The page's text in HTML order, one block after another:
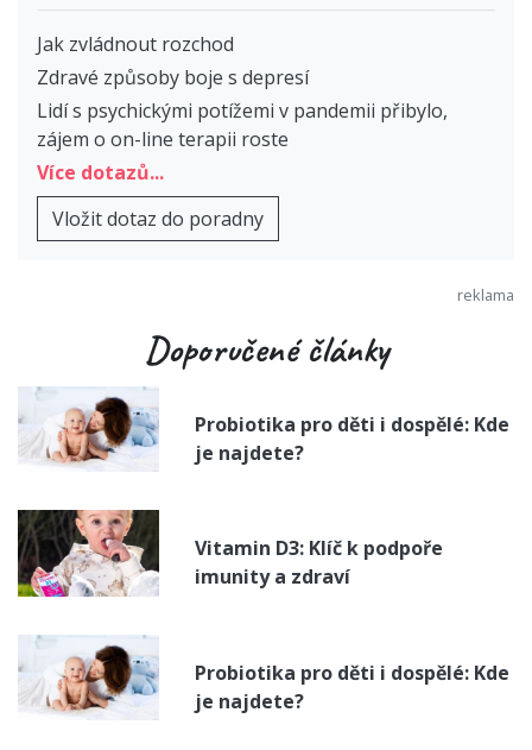
Jak zvládnout rozchod
Zdravé způsoby boje s depresí
Lidí s psychickými potížemi v pandemii přibylo,
zájem o on-line terapii roste
Více dotazů...
Vložit dotaz do poradny
Doporučené články
Probiotika pro děti i dospělé: Kde
je najdete?
Vitamin D3: Klíč k podpoře
imunity a zdraví
Probiotika pro děti i dospělé: Kde
je najdete?